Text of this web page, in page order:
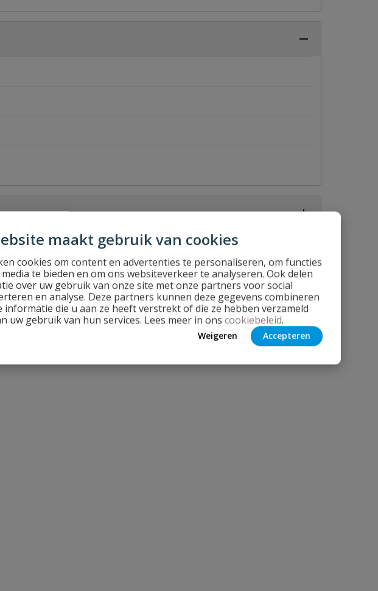
maakt gebruik van cookies
cookies om content en advertenties te personaliseren, om functies
te bieden en om ons websiteverkeer te analyseren. Ook delen
over uw gebruik van onze site met onze partners voor social
en analyse. Deze partners kunnen deze gegevens combineren
informatie die u aan ze heeft verstrekt of die ze hebben verzameld
uw gebruik van hun services. Lees meer in ons cookiebeleid.
Weigeren Accepteren
Stel jouw vraag